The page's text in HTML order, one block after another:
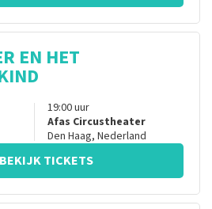
EN HET
19:00uur
Afas Circustheater
Den Haag, Nederland
BEKIJK TICKETS